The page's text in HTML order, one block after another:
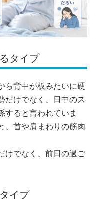
タイプ
ら背中が板みたいに硬
だけでなく、日中のス
すると言われていま
、首や肩まわりの筋肉
けでなく、前日の過ご
イプ